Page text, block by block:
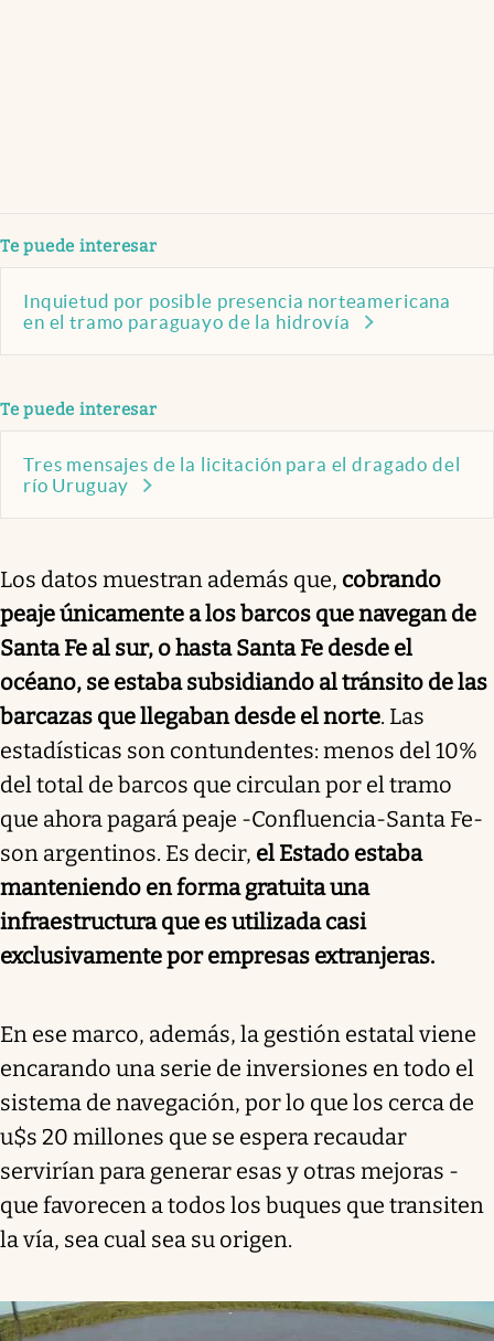
Te puede interesar
Inquietud por posible presencia norteamericana
en el tramo paraguayo de la hidrovía
Te puede interesar
Tres mensajes de la licitación para el dragado del
río Uruguay
Los datos muestran además que, cobrando
peaje únicamente a los barcos que navegan de
Santa Fe al sur, o hasta Santa Fe desde el
océano, se estaba subsidiando al tránsito de las
barcazas que llegaban desde el norte. Las
estadísticas son contundentes: menos del 10%
del total de barcos que circulan por el tramo
que ahora pagará peaje -Confluencia-Santa Fe-
son argentinos. Es decir, el Estado estaba
manteniendo en forma gratuita una
infraestructura que es utilizada casi
exclusivamente por empresas extranjeras.
En ese marco, además, la gestión estatal viene
encarando una serie de inversiones en todo el
sistema de navegación, por lo que los cerca de
u$s 20 millones que se espera recaudar
servirían para generar esas y otras mejoras -
que favorecen a todos los buques que transiten
la vía, sea cual sea su origen.